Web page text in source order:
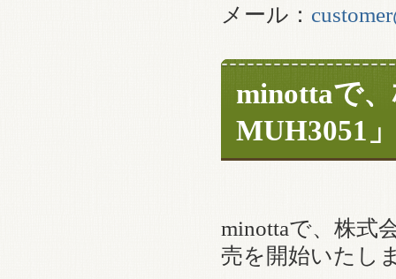
メール：
minottaで
MUH3051
minottaで、株式
売を開始いたし